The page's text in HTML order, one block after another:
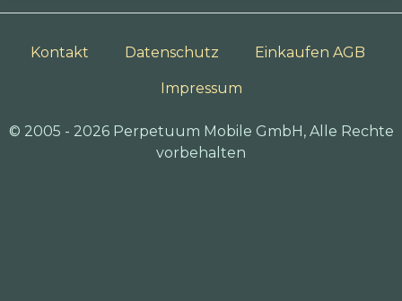
Kontakt Datenschutz Einkaufen AGB
Impressum
© 2005 - 2026 Perpetuum Mobile GmbH, Alle Rechte
vorbehalten